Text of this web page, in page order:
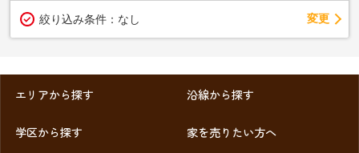
絞り込み条件： なし 変更
エリアから探す 沿線から探す
学区から探す 家を売りたい方へ